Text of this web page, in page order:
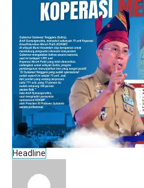
Headline